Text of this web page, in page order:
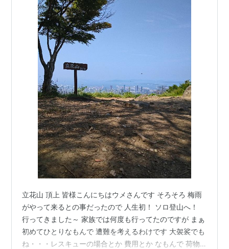
立花山 頂上 皆様こんにちはウメさんです そろそろ 梅雨
がやって来るとの事だったので 人生初！ ソロ登山へ！
行ってきました～ 家族では何度も行ってたのですが まぁ
初めてひとりなもんで 遭難を考えるわけです 大袈裟でも
ね・・・レスキューの場合とか 費用とか なもんで 荷物